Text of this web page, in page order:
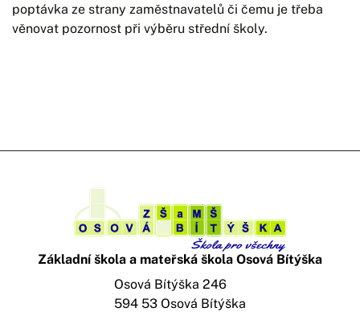
poptávka ze strany zaměstnavatelů či čemu je třeba
věnovat pozornost při výběru střední školy.
Základní škola a mateřská škola Osová Bítýška
Osová Bítýška 246
594 53 Osová Bítýška